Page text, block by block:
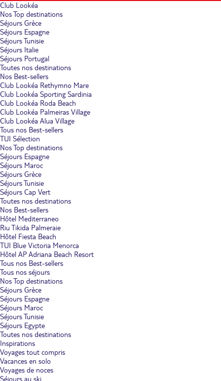
Club Lookéa
Nos Top destinations
Séjours Grèce
Séjours Espagne
Séjours Tunisie
Séjours Italie
Séjours Portugal
Toutes nos destinations
Nos Best-sellers
Club Lookéa Rethymno Mare
Club Lookéa Sporting Sardinia
Club Lookéa Roda Beach
Club Lookéa Palmeiras Village
Club Lookéa Alua Village
Tous nos Best-sellers
TUI Sélection
Nos Top destinations
Séjours Espagne
Séjours Maroc
Séjours Grèce
Séjours Tunisie
Séjours Cap Vert
Toutes nos destinations
Nos Best-sellers
Hôtel Mediterraneo
Riu Tikida Palmeraie
Hôtel Fiesta Beach
TUI Blue Victoria Menorca
Hôtel AP Adriana Beach Resort
Tous nos Best-sellers
Tous nos séjours
Nos Top destinations
Séjours Grèce
Séjours Espagne
Séjours Maroc
Séjours Tunisie
Séjours Egypte
Toutes nos destinations
Inspirations
Voyages tout compris
Vacances en solo
Voyages de noces
Séjours au ski